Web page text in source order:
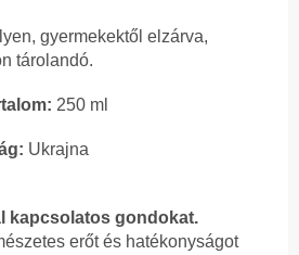
gyermekektől elzárva,
tárolandó.
250 ml
Ukrajna
kapcsolatos gondokat.
erőt és hatékonyságot